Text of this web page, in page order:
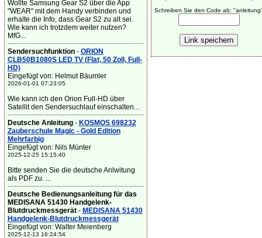
Wollte Samsung Gear S2 über die App
"WEAR" mit dem Handy verbinden und
erhalte die Info, dass Gear S2 zu alt sei.
Wie kann ich trotzdem weiter nutzen?
MfG...
Sendersuchfunktion- ORION
CLB50B1080S LED TV (Flat, 50 Zoll, Full-
HD)
Eingefügt von: Helmut Bäumler
2026-01-01 07:23:05
Wie kann ich den Orion Full-HD über
Satellit den Sendersuchlauf einschalten...
Deutsche Anleitung- KOSMOS 698232
Zauberschule Magic - Gold Edition
Mehrfarbig
Eingefügt von: Nils Münter
2025-12-25 15:15:40
Bitte senden Sie die deutsche Anlwitung
als PDF zu. ...
Deutsche Bedienungsanleitung für das
MEDISANA 51430 Handgelenk-
Blutdruckmessgerät- MEDISANA 51430
Handgelenk-Blutdruckmessgerät
Eingefügt von: Walter Meienberg
2025-12-13 16:24:54
Schreiben Sie den Code ab: